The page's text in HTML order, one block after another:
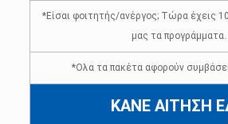
*Είσαι φοιτητής/ανέργος; Τώρα έχεις
μας τα προγράμματα.
*Ολα τα πακέτα αφορούν
ΚΑΝΕ ΑΙΤΗΣΗ